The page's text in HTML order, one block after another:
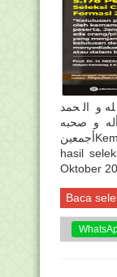
و الحمد
و صحبه
أجمعينKementerian Agama telah mengumumkan
hasil
Oktober
Baca